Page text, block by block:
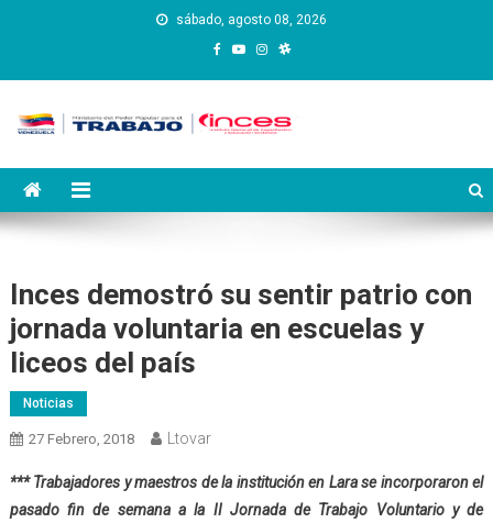
sábado, agosto 08, 2026
Instituto Nacional de
Capacitación y Educación
Inces demostró su sentir patrio con
jornada voluntaria en escuelas y
liceos del país
Noticias
27 Febrero, 2018 Ltovar
*** Trabajadores y maestros de la institución en Lara se incorporaron el
pasado fin de semana a la II Jornada de Trabajo Voluntario y de